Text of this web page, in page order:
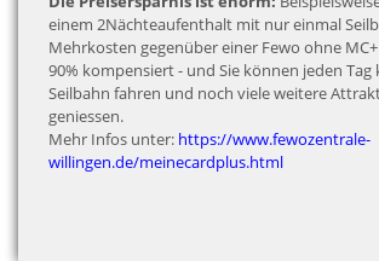
einem 2Nächteaufenthalt mit nur einmal
Mehrkosten gegenüber einer Fewo ohne
90% kompensiert - und Sie können jeden Tag
Seilbahn fahren und noch viele weitere
geniessen.
Mehr Infos unter: https://www.fewozentrale-
willingen.de/meinecardplus.html